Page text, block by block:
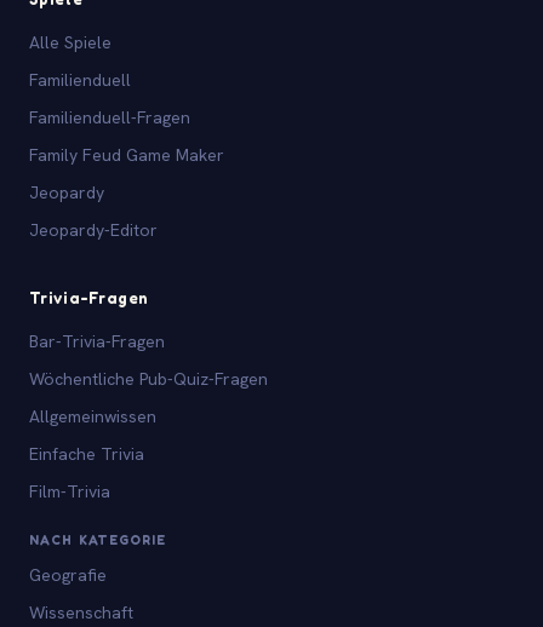
Alle Spiele
Familienduell
Familienduell-Fragen
Family Feud Game Maker
Jeopardy
Jeopardy-Editor
Trivia-Fragen
Bar-Trivia-Fragen
Wöchentliche Pub-Quiz-Fragen
Allgemeinwissen
Einfache Trivia
Film-Trivia
NACH KATEGORIE
Geografie
Wissenschaft